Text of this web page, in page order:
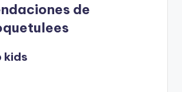
de
kids